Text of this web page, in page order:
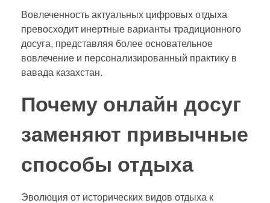
Вовлеченность актуальных цифровых отдыха
превосходит инертные варианты традиционного
досуга, представляя более основательное
вовлечение и персонализированный практику в
вавада казахстан.
Почему онлайн досуг
заменяют привычные
способы отдыха
Эволюция от исторических видов отдыха к